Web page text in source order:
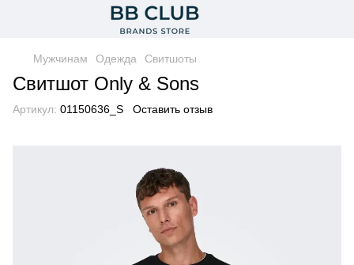
Мужчинам Одежда Свитшоты
Свитшот Only & Sons
Артикул: 01150636_S Оставить отзыв